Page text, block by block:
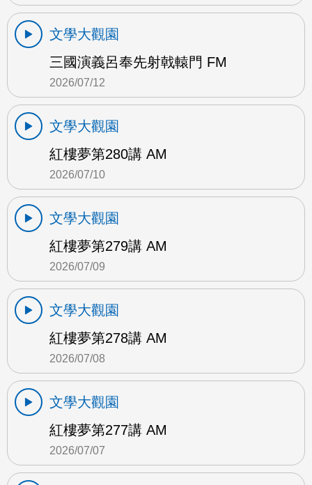
文學大觀園
三國演義呂奉先射戟轅門 FM
2026/07/12
文學大觀園
紅樓夢第280講 AM
2026/07/10
文學大觀園
紅樓夢第279講 AM
2026/07/09
文學大觀園
紅樓夢第278講 AM
2026/07/08
文學大觀園
紅樓夢第277講 AM
2026/07/07